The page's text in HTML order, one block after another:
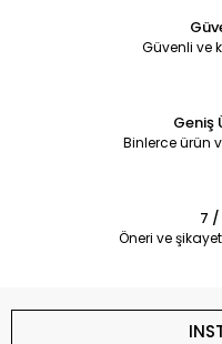
Güvenli ve
Geniş
Binlerce ürün
7 /
Öneri ve